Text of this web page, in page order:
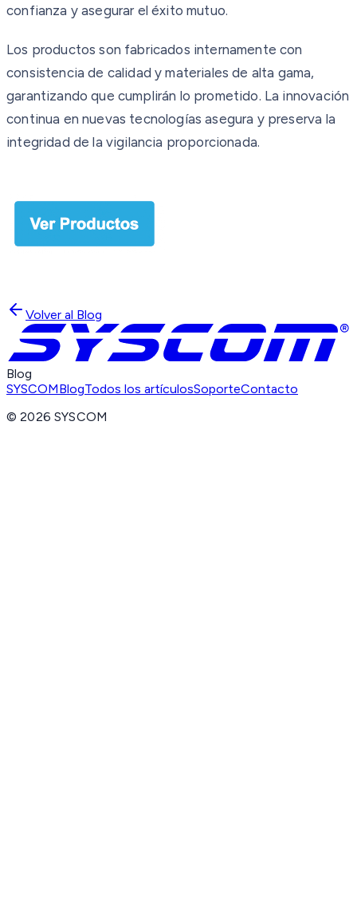
confianza y asegurar el éxito mutuo.
Los productos son fabricados internamente con
consistencia de calidad y materiales de alta gama,
garantizando que cumplirán lo prometido. La innovación
continua en nuevas tecnologías asegura y preserva la
integridad de la vigilancia proporcionada.
Volver al Blog
Blog
SYSCOMBlogTodos los artículosSoporteContacto
©2026 SYSCOM